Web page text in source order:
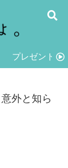
プレゼント・
外と知ら